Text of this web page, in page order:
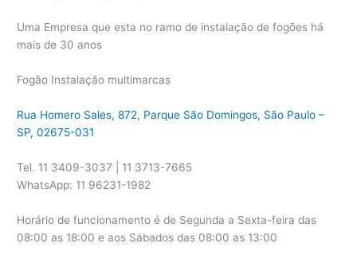
Uma Empresa que esta no ramo de instalação de fogões há
mais de 30 anos
Fogão Instalação multimarcas
Rua Homero Sales, 872, Parque São Domingos, São Paulo –
SP, 02675-031
Tel. 11 3409-3037 | 11 3713-7665
WhatsApp: 11 96231-1982
Horário de funcionamento é de Segunda a Sexta-feira das
08:00 as 18:00 e aos Sábados das 08:00 as 13:00